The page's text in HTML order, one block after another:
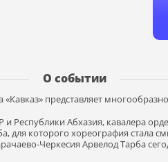
О событии
представляет
Республики Абхазия, кавалера
для которого хореография стала
Черкесия Арвелод Тарба